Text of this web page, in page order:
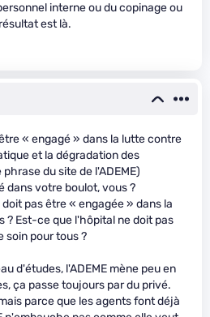
interne ou du copinage ou
est là.
« engagé » dans la lutte contre
et la dégradation des
du site de l'ADEME)
dans votre boulot, vous ?
pas être « engagée » dans la
? Est-ce que l'hôpital ne doit pas
soin pour tous ?
d'études, l'ADEME mène peu en
ça passe toujours par du privé.
parce que les agents font déjà